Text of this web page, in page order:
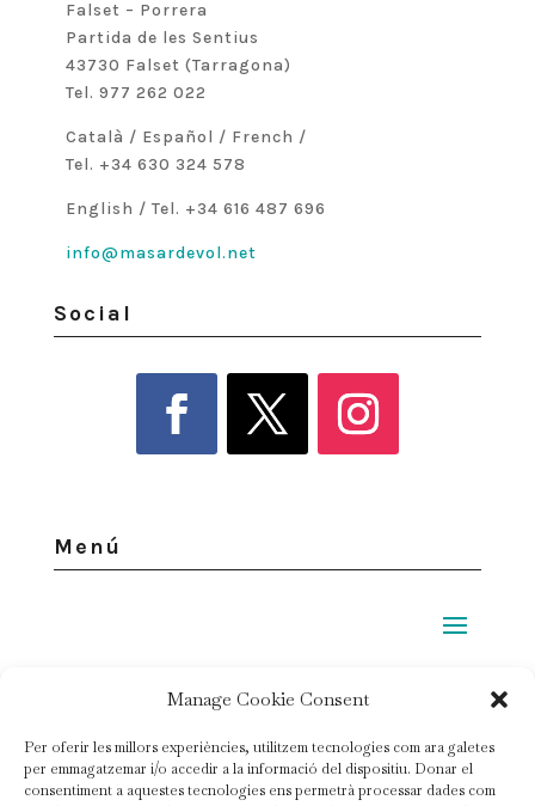
Manage Cookie Consent
Per oferir les millors experiències, utilitzem tecnologies com ara galetes
per emmagatzemar i/o accedir a la informació del dispositiu. Donar el
consentiment a aquestes tecnologies ens permetrà processar dades com
Falset – Porrera
Partida de les Sentius
43730 Falset (Tarragona)
Tel. 977 262 022
Català / Español / French /
Tel. +34 630 324 578
English / Tel. +34 616 487 696
info@masardevol.net
Social
Menú
Política de privacidad